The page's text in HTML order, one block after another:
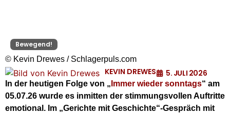
Bewegend!
© Kevin Drewes / Schlagerpuls.com
KEVIN DREWES 5. JULI 2026
In der heutigen Folge von „ Immer wieder sonntags“ am
05.07.26 wurde es inmitten der stimmungsvollen Auftritte
emotional. Im „Gerichte mit Geschichte“-Gespräch mit